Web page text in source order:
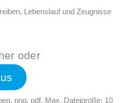
Lebenslauf und Zeugnisse
oder
png, pdf, Max. Dateigröße: 10